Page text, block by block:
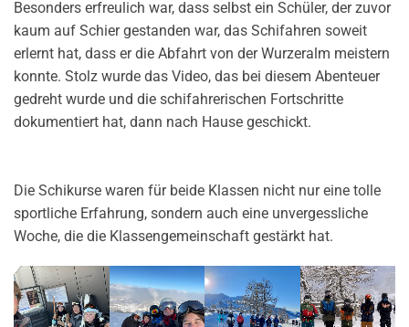
Besonders erfreulich war, dass selbst ein Schüler, der zuvor
kaum auf Schier gestanden war, das Schifahren soweit
erlernt hat, dass er die Abfahrt von der Wurzeralm meistern
konnte. Stolz wurde das Video, das bei diesem Abenteuer
gedreht wurde und die schifahrerischen Fortschritte
dokumentiert hat, dann nach Hause geschickt.
Die Schikurse waren für beide Klassen nicht nur eine tolle
sportliche Erfahrung, sondern auch eine unvergessliche
Woche, die die Klassengemeinschaft gestärkt hat.